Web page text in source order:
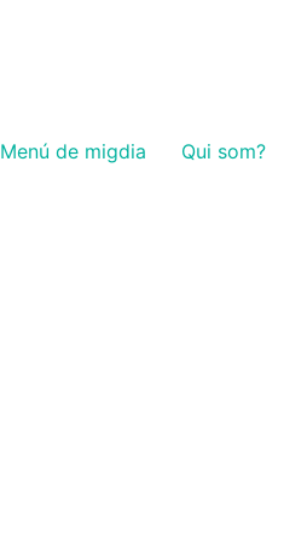
Menú de migdia Qui som?